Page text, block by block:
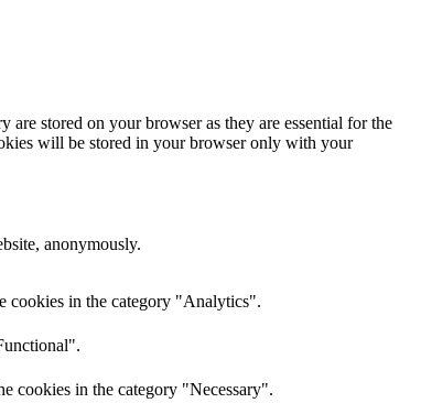
are stored on your browser as they are essential for the
will be stored in your browser only with your
anonymously.
cookies in the category "Analytics".
cookies in the category "Necessary".